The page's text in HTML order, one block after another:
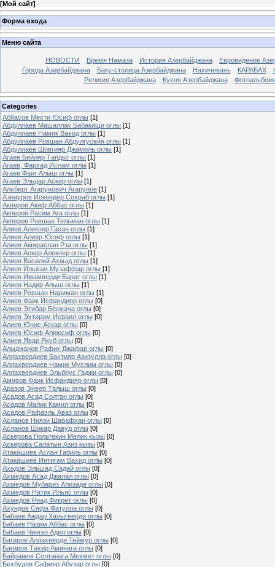
[Мой сайт]
Форма входа
Меню сайта
НОВОСТИ Время Намаза История Азербайджана
Евровидение
Города Азербайджана
Баку-столица Азербайджана Нахичевань КАРАБАХ
Религия Азербайджана
Кухня Азербайджана
Categories
Аббасов Мехти Юсиф оглы [1]
Абдуллаев Машаллах Бабакищи оглы [1]
Абдуллаев Намик Вахид оглы [1]
Абдуллаев Ровшан Абдулгусейн оглы [1]
Абдуллаев Шовгияр Джамиль оглы [1]
Агаев Бейляр Тапдыг оглы [1]
Агаев, Фархад Ислам оглы [1]
Агаев Фаиг Алыш оглы [1]
Агаев Эльдар Аскер оглы [1]
Альберт Агарунович Агарунов [1]
Азнауров Искендер Сохраб оглы [1]
Акперов Акиф Аббас оглы [1]
Акперов Расим Ага оглы [1]
Акперов Ровшан Тельман оглы [1]
Алиев Алекпер Гасан оглы [1]
Алиев Алияр Юсиф оглы [1]
Алиев Амираслан Рза оглы [1]
Алиев Аскер Алекпер оглы [1]
Алиев Василий Ахмад оглы [1]
Алиев Ильхам Музаффар оглы [1]
Алиев Имамверди Барат оглы [1]
Алиев Надир Алыш оглы [1]
Алиев Ровшан Нариман оглы [1]
Алиев Фаик Исфандияр оглы [0]
Алиев Этибар Бёюкача оглы [0]
Алиев Эхтирам Исраил оглы [0]
Алиев Юнис Аскар оглы [0]
Алиев Юсиф Алиюсиф оглы [0]
Алиев Явар Якуб оглы [0]
Алыджанов Рафик Джафар оглы [0]
Аллахвердиев Бахтияр Азизулла оглы [0]
Аллахвердиев Намик Муслим оглы [0]
Аллахвердиев Эльбрус Гаджи оглы [0]
Амиров Фаик Исфандияр оглы [0]
Аразов Энвер Талыш оглы [0]
Асадов Асад Солтан оглы [0]
Асадов Малик Камил оглы [0]
Асадов Рафаэль Аваз оглы [0]
Асланов Ниязи Шарафхан оглы [0]
Асланов Шикар Давуд оглы [0]
Аскерова Гюльтекин Мелик кызы [0]
Аскерова Салатын Азиз кызы [0]
Атакишиев Аслан Габиль оглы [0]
Атакишиев Интигам Вахид оглы [0]
Ахадов Эльшад Садай оглы [0]
Ахмедов Асад Джалал оглы [0]
Ахмедов Мубариз Ализаде оглы [0]
Ахмедов Натик Ильяс оглы [0]
Ахмедов Риад Фикрет оглы [0]
Ахундов Сяфа Фатулла оглы [0]
Бабаев Аждар Халыгверди оглы [0]
Бабаев Назим Аббас оглы [0]
Бабаев Чингиз Адил оглы [0]
Багиров Аллахверди Теймур оглы [0]
Багиров Тахир Аминага оглы [0]
Байрамов Солтанага Мехмет оглы [0]
Бехбудов Сафияр Абузар оглы [0]